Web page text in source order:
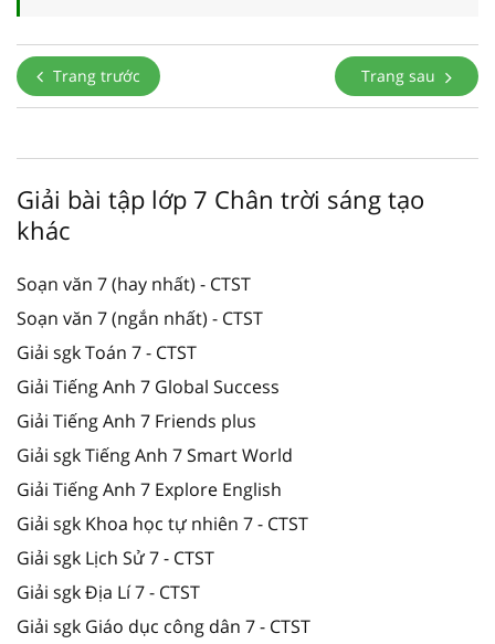
Trang trước Trang sau
Giải bài tập lớp 7 Chân trời sáng tạo
khác
Soạn văn 7 (hay nhất) - CTST
Soạn văn 7 (ngắn nhất) - CTST
Giải sgk Toán 7 - CTST
Giải Tiếng Anh 7 Global Success
Giải Tiếng Anh 7 Friends plus
Giải sgk Tiếng Anh 7 Smart World
Giải Tiếng Anh 7 Explore English
Giải sgk Khoa học tự nhiên 7 - CTST
Giải sgk Lịch Sử 7 - CTST
Giải sgk Địa Lí 7 - CTST
Giải sgk Giáo dục công dân 7 - CTST